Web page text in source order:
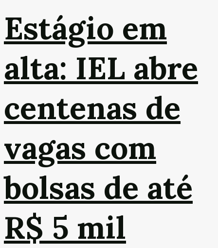
Estágio em
alta: IEL abre
centenas de
vagas com
bolsas de até
R$ 5 mil